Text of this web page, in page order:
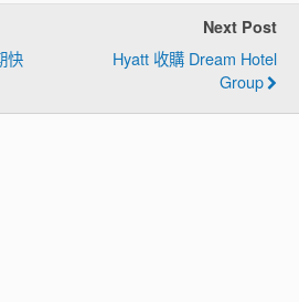
快
Next Post
Hyatt 收購 Dream Hotel
Group